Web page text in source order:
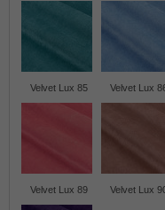
Velvet Lux 85 Velvet Lux
Velvet Lux 89 Velvet Lux